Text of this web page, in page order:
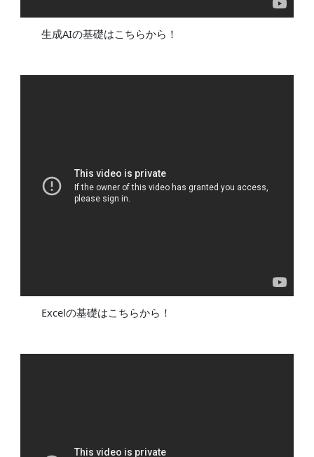
生成AIの基礎はこちらから！
Excelの基礎はこちらから！